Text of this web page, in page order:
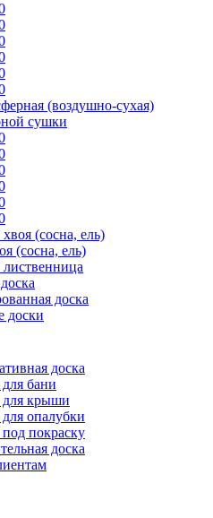
(воздушно-сухая)
сушки
(сосна, ель)
(сосна, ель)
доска
доски
доска
бани
для крыши
опалубки
покраску
доска